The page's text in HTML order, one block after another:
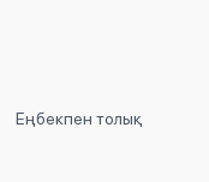
Еңбекпен толық